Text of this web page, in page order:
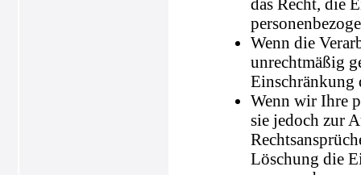
das Recht, die
Wenn die
unrechtmäßig
Einschränkung
Wenn wir Ihre
sie jedoch zur
Löschung die